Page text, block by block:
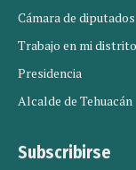
Cámara de diputados
Trabajo en mi distrito
Presidencia
Alcalde de Tehuacán
Subscribirse